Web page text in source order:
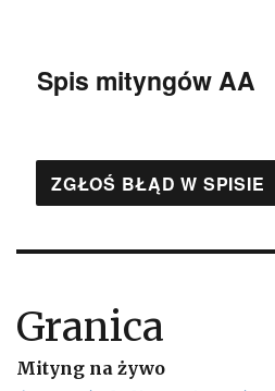
Spis mityngów AA
ZGŁOŚ BŁĄD W SPISIE
Granica
Mityng na żywo